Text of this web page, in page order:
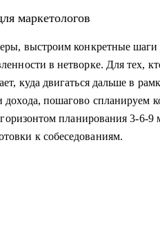
маркетологов
выстроим конкретные
в нетворке. Для тех,
куда двигаться дальше в
пошагово спланируем
планирования 3-6-9
к собеседованиям.